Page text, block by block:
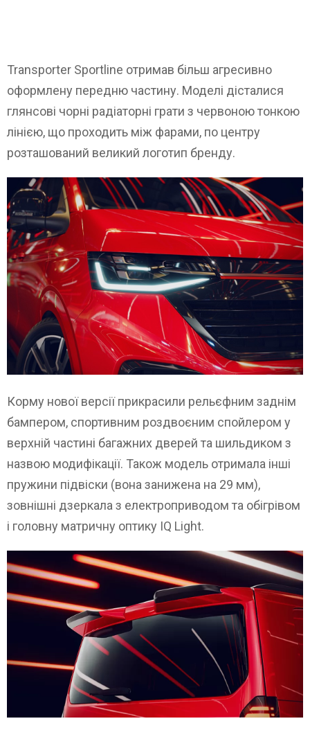
Transporter Sportline отримав більш агресивно
оформлену передню частину. Моделі дісталися
глянсові чорні радіаторні грати з червоною тонкою
лінією, що проходить між фарами, по центру
розташований великий логотип бренду.
Корму нової версії прикрасили рельєфним заднім
бампером, спортивним роздвоєним спойлером у
верхній частині багажних дверей та шильдиком з
назвою модифікації. Також модель отримала інші
пружини підвіски (вона занижена на 29 мм),
зовнішні дзеркала з електроприводом та обігрівом
і головну матричну оптику IQ Light.